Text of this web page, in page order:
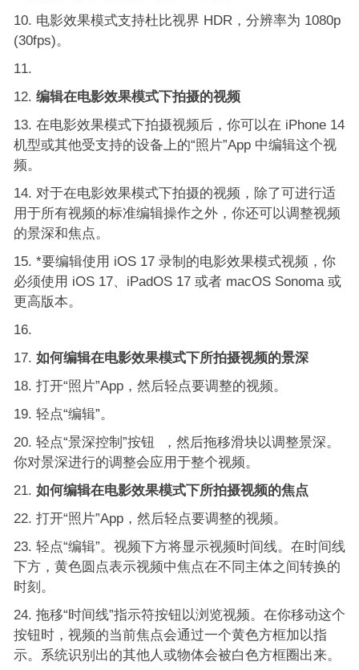
电影效果模式支持杜比视界 HDR，分辨率为 1080p
(30fps)。
编辑在电影效果模式下拍摄的视频
在电影效果模式下拍摄视频后，你可以在 iPhone 14
机型或其他受支持的设备上的“照片”App 中编辑这个视
频。
对于在电影效果模式下拍摄的视频，除了可进行适
用于所有视频的标准编辑操作之外，你还可以调整视频
的景深和焦点。
*要编辑使用 iOS 17 录制的电影效果模式视频，你
必须使用 iOS 17、iPadOS 17 或者 macOS Sonoma 或
更高版本。
如何编辑在电影效果模式下所拍摄视频的景深
打开“照片”App，然后轻点要调整的视频。
轻点“编辑”。
轻点“景深控制”按钮 ，然后拖移滑块以调整景深。
你对景深进行的调整会应用于整个视频。
如何编辑在电影效果模式下所拍摄视频的焦点
打开“照片”App，然后轻点要调整的视频。
轻点“编辑”。视频下方将显示视频时间线。在时间线
下方，黄色圆点表示视频中焦点在不同主体之间转换的
时刻。
拖移“时间线”指示符按钮以浏览视频。在你移动这个
按钮时，视频的当前焦点会通过一个黄色方框加以指
示。系统识别出的其他人或物体会被白色方框圈出来。